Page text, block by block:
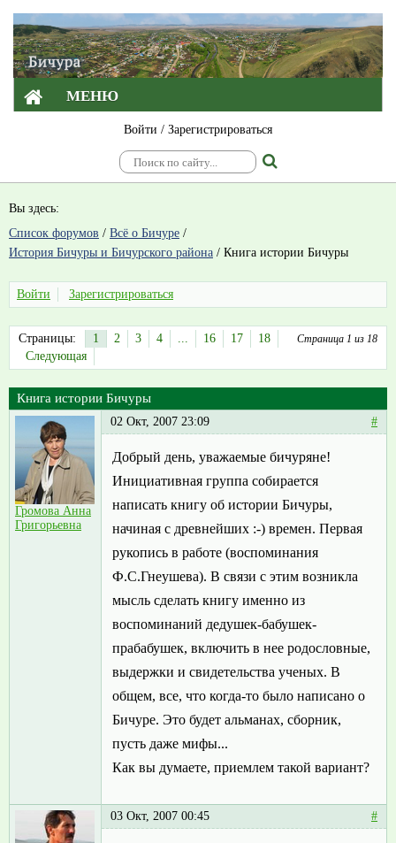
МЕНЮ
Войти / Зарегистрироваться
Вы здесь:
Список форумов / Всё о Бичуре /
История Бичуры и Бичурского района / Книга истории Бичуры
Войти Зарегистрироваться
Страница 1 из 18
Страницы: 1 2 3 4 ... 16 17
18
Следующая
Книга истории Бичуры
Громова Анна
Григорьевна
02 Окт, 2007 23:09 #
Добрый день, уважаемые бичуряне!
Инициативная группа собирается
написать книгу об истории Бичуры,
начиная с древнейших :-) времен. Первая
рукопись в работе (воспоминания
Ф.С.Гнеушева). В связи с этим возникла
мысль сделать книгу именно из
воспоминаний дедушек-бабушек-
прабабушек, включить в нее родословные,
выдержки и свидетельства ученых. В
общем, все, что когда-то было написано о
Бичуре. Это будет альманах, сборник,
пусть даже мифы...
Как вы думаете, приемлем такой вариант?
03 Окт, 2007 00:45 #